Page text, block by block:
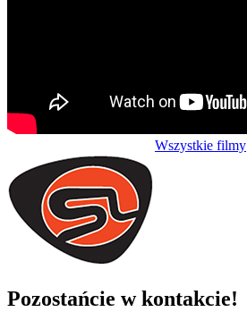
Wszystkie filmy
Pozostańcie w kontakcie!